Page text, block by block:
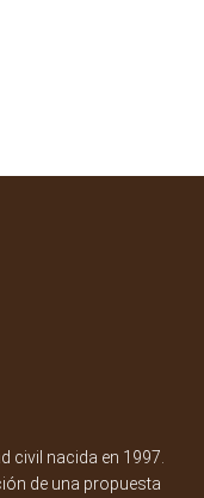
civil nacida en 1997.
de una propuesta